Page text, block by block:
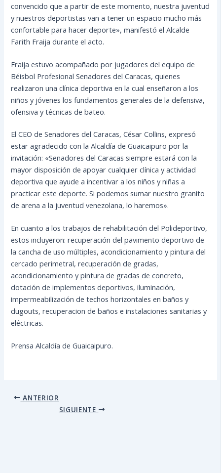
convencido que a partir de este momento, nuestra juventud
y nuestros deportistas van a tener un espacio mucho más
confortable para hacer deporte», manifestó el Alcalde
Farith Fraija durante el acto.
Fraija estuvo acompañado por jugadores del equipo de
Béisbol Profesional Senadores del Caracas, quienes
realizaron una clínica deportiva en la cual enseñaron a los
niños y jóvenes los fundamentos generales de la defensiva,
ofensiva y técnicas de bateo.
El CEO de Senadores del Caracas, César Collins, expresó
estar agradecido con la Alcaldía de Guaicaipuro por la
invitación: «Senadores del Caracas siempre estará con la
mayor disposición de apoyar cualquier clínica y actividad
deportiva que ayude a incentivar a los niños y niñas a
practicar este deporte. Si podemos sumar nuestro granito
de arena a la juventud venezolana, lo haremos».
En cuanto a los trabajos de rehabilitación del Polideportivo,
estos incluyeron: recuperación del pavimento deportivo de
la cancha de uso múltiples, acondicionamiento y pintura del
cercado perimetral, recuperación de gradas,
acondicionamiento y pintura de gradas de concreto,
dotación de implementos deportivos, iluminación,
impermeabilización de techos horizontales en baños y
dugouts, recuperacion de baños e instalaciones sanitarias y
eléctricas.
Prensa Alcaldía de Guaicaipuro.
ANTERIOR
SIGUIENTE